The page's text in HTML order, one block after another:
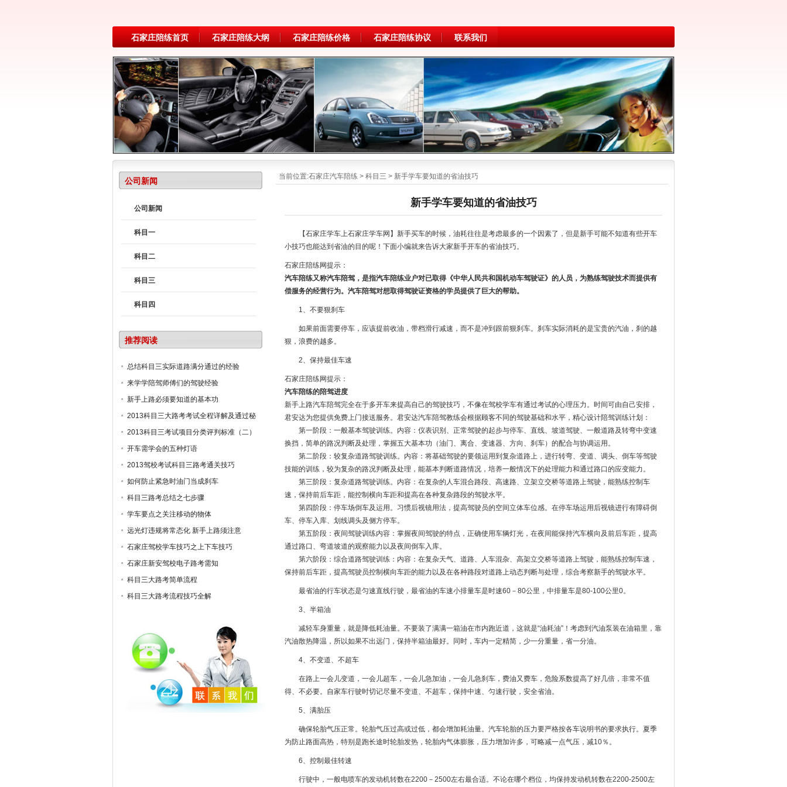
石家庄陪练首页 石家庄陪练大纲 石家庄陪练价格 石家庄陪练协议 联系我们
公司新闻
公司新闻
科目一
科目二
科目三
科目四
推荐阅读
总结科目三实际道路满分通过的经验
来学学陪驾师傅们的驾驶经验
新手上路必须要知道的基本功
2013科目三大路考考试全程详解及通过秘
2013科目三考试项目分类评判标准（二）
开车需学会的五种灯语
2013驾校考试科目三路考通关技巧
如何防止紧急时油门当成刹车
科目三路考总结之七步骤
学车要点之关注移动的物体
远光灯违规将常态化 新手上路须注意
石家庄驾校学车技巧之上下车技巧
石家庄新安驾校电子路考需知
科目三大路考简单流程
科目三大路考流程技巧全解
当前位置:石家庄汽车陪练 > 科目三 > 新手学车要知道的省油技巧
新手学车要知道的省油技巧
【石家庄学车上石家庄学车网】新手买车的时候，油耗往往是考虑最多的一个因素了，但是新手可能不知道有些开车
小技巧也能达到省油的目的呢！下面小编就来告诉大家新手开车的省油技巧。
石家庄陪练网提示：
汽车陪练又称汽车陪驾，是指汽车陪练业户对已取得《中华人民共和国机动车驾驶证》的人员，为熟练驾驶技术而提供有
偿服务的经营行为。汽车陪驾对想取得驾驶证资格的学员提供了巨大的帮助。
1、不要狠刹车
如果前面需要停车，应该提前收油，带档滑行减速，而不是冲到跟前狠刹车。刹车实际消耗的是宝贵的汽油，刹的越
狠，浪费的越多。
2、保持最佳车速
石家庄陪练网提示：
汽车陪练的陪驾进度
新手上路汽车陪驾完全在于多开车来提高自己的驾驶技巧，不像在驾校学车有通过考试的心理压力。时间可由自己安排，
君安达为您提供免费上门接送服务。君安达汽车陪驾教练会根据顾客不同的驾驶基础和水平，精心设计陪驾训练计划：
第一阶段：一般基本驾驶训练。内容：仪表识别、正常驾驶的起步与停车、直线、坡道驾驶、一般道路及转弯中变速
换挡，简单的路况判断及处理，掌握五大基本功（油门、离合、变速器、方向、刹车）的配合与协调运用。
第二阶段：较复杂道路驾驶训练。内容：将基础驾驶的要领运用到复杂道路上，进行转弯、变道、调头、倒车等驾驶
技能的训练，较为复杂的路况判断及处理，能基本判断道路情况，培养一般情况下的处理能力和通过路口的应变能力。
第三阶段：复杂道路驾驶训练。内容：在复杂的人车混合路段、高速路、立架立交桥等道路上驾驶，能熟练控制车
速，保持前后车距，能控制横向车距和提高在各种复杂路段的驾驶水平。
第四阶段：停车场倒车及运用。习惯后视镜用法，提高驾驶员的空间立体车位感。在停车场运用后视镜进行有障碍倒
车、停车入库、划线调头及侧方停车。
第五阶段：夜间驾驶训练内容：掌握夜间驾驶的特点，正确使用车辆灯光，在夜间能保持汽车横向及前后车距，提高
通过路口、弯道坡道的观察能力以及夜间倒车入库。
第六阶段：综合道路驾驶训练：内容：在复杂天气、道路、人车混杂、高架立交桥等道路上驾驶，能熟练控制车速，
保持前后车距，提高驾驶员控制横向车距的能力以及在各种路段对道路上动态判断与处理，综合考察新手的驾驶水平。
最省油的行车状态是匀速直线行驶，最省油的车速小排量车是时速60－80公里，中排量车是80-100公里0。
3、半箱油
减轻车身重量，就是降低耗油量。不要装了满满一箱油在市内跑近道，这就是“油耗油”！考虑到汽油泵装在油箱里，靠
汽油散热降温，所以如果不出远门，保持半箱油最好。同时，车内一定精简，少一分重量，省一分油。
4、不变道、不超车
在路上一会儿变道，一会儿超车，一会儿急加油，一会儿急刹车，费油又费车，危险系数提高了好几倍，非常不值
得、不必要。自家车行驶时切记尽量不变道、不超车，保持中速、匀速行驶，安全省油。
5、满胎压
确保轮胎气压正常。轮胎气压过高或过低，都会增加耗油量。汽车轮胎的压力要严格按各车说明书的要求执行。夏季
为防止路面高热，特别是跑长途时轮胎发热，轮胎内气体膨胀，压力增加许多，可略减一点气压，减10％。
6、控制最佳转速
行驶中，一般电喷车的发动机转数在2200－2500左右最合适。不论在哪个档位，均保持发动机转数在2200-2500左